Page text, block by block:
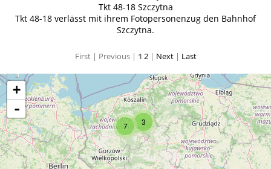
Tkt 48-18 Szczytna
Tkt 48-18 verlässt mit ihrem Fotopersonenzug den Bahnhof
Szczytna.
First | Previous | 1 2 | Next | Last
3
7
+
-